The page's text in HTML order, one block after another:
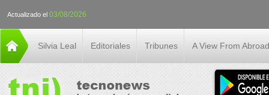
Actualizado el 03/08/2026
Silvia Leal Editoriales Tribunes A View From Abroad